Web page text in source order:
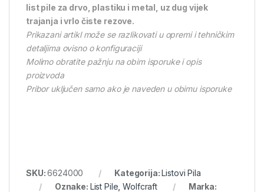
list pile za drvo, plastiku i metal, uz dug vijek
trajanja i vrlo čiste rezove.
Prikazani artikl može se razlikovati u opremi i tehničkim
detaljima ovisno o konfiguraciji
Molimo obratite pažnju na obim isporuke i opis
proizvoda
Pribor uključen samo ako je naveden u obimu isporuke
SKU:6624000 Kategorija:Listovi Pila
Oznake: List Pile ,Wolfcraft
Marka: